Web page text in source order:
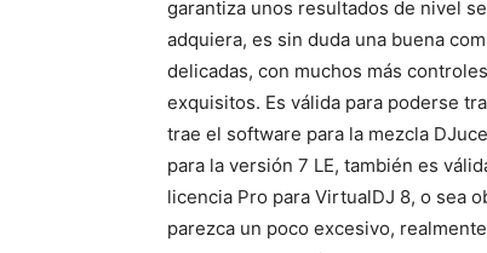
garantiza unos resultados de nivel
adquiera, es sin duda una buena
delicadas, con muchos más
exquisitos. Es válida para poderse
trae el software para la mezcla
para la versión 7 LE, también es
licencia Pro para VirtualDJ 8, o sea
parezca un poco excesivo,